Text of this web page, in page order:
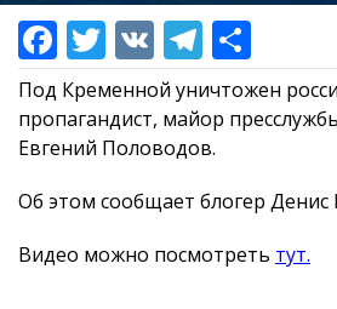
Под Кременной уничтожен
пропагандист, майор
Евгений Половодов.
Об этом сообщает блогер Денис
Видео можно посмотреть тут.